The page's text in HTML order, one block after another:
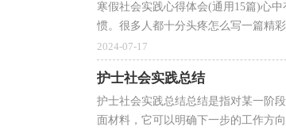
寒假社会实践心得体会(通用15篇)心
惯。很多人都十分头疼怎么写一篇精
2024-07-17
护士社会实践总结
护士社会实践总结总结是指对某一阶
面材料，它可以明确下一步的工作方